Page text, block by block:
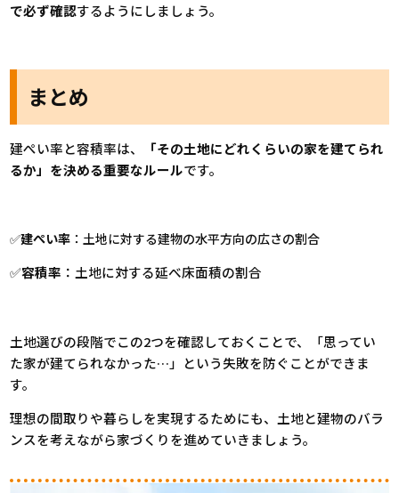
で必ず確認するようにしましょう。
まとめ
建ぺい率と容積率は、
「その土地にどれくらいの家を建てられ
るか」を決める重要なルールです。
✅建ぺい率 ：土地に対する建物の水平方向の広さの割合
✅容積率 ：土地に対する延べ床面積の割合
土地選びの段階でこの2つを確認しておくことで、「思ってい
た家が建てられなかった…」という失敗を防ぐことができま
す。
理想の間取りや暮らしを実現するためにも、土地と建物のバラ
ンスを考えながら家づくりを進めていきましょう。